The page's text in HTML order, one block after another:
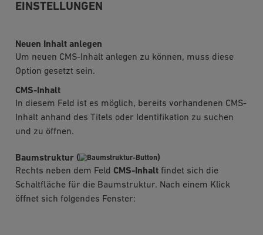
EINSTELLUNGEN
Neuen Inhalt anlegen
Um neuen CMS-Inhalt anlegen zu können, muss diese
Option gesetzt sein.
CMS-Inhalt
In diesem Feld ist es möglich, bereits vorhandenen CMS-
Inhalt anhand des Titels oder Identifikation zu suchen
und zu öffnen.
Baumstruktur (
)
Rechts neben dem Feld CMS-Inhaltfindet sich die
Schaltfläche für die Baumstruktur. Nach einem Klick
öffnet sich folgendes Fenster: